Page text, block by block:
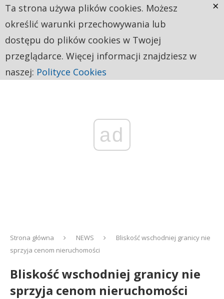
ad
Strona główna NEWS
Bliskość wschodniej granicy nie
sprzyja cenom nieruchomości
Bliskość wschodniej granicy nie
sprzyja cenom nieruchomości
Ta strona używa plików cookies. Możesz
określić warunki przechowywania lub
dostępu do plików cookies w Twojej
przeglądarce. Więcej informacji znajdziesz w
naszej: Polityce Cookies
×